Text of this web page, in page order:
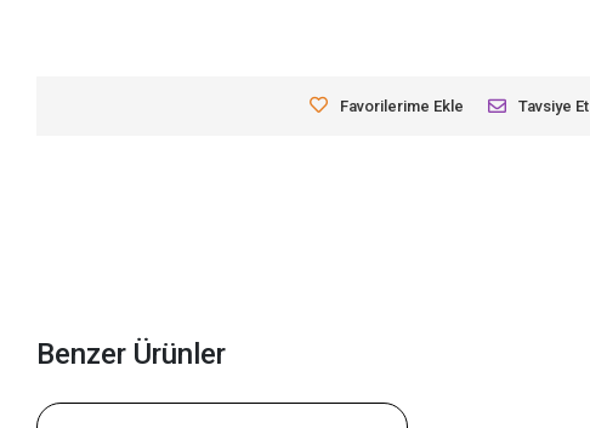
Favorilerime Ekle Tavsiye Et
Benzer Ürünler